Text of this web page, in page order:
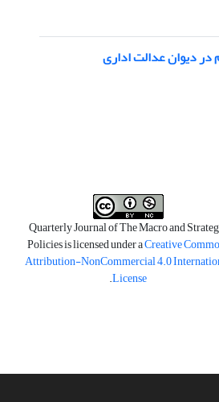
دیوان عدالت اداری
Quarterly Journal of The Macro and
Policies is licensed under aCreative
Attribution-NonCommercial 4.0
License
.